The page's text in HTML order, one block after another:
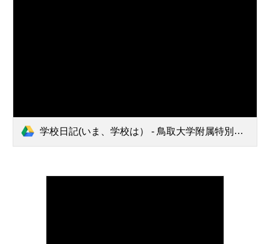
学校日記(いま、学校は） - 鳥取大学附属特別支援学校.pdf